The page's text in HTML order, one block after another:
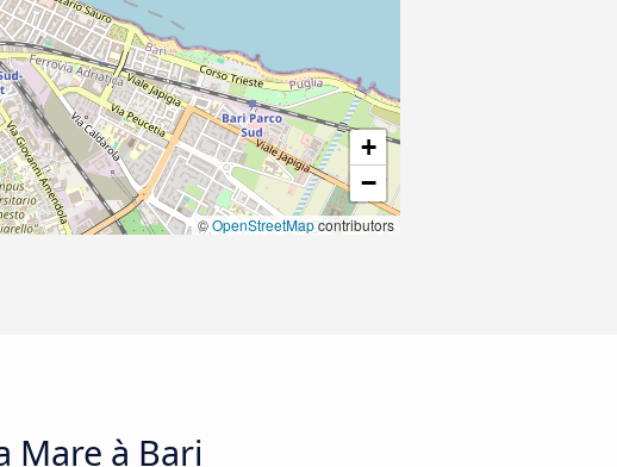
+
−
©OpenStreetMapcontributors
Mare à Bari